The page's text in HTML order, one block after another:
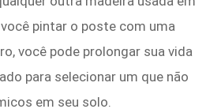
pintar o poste com uma
você pode prolongar sua vida
para selecionar um que não
em seu solo.